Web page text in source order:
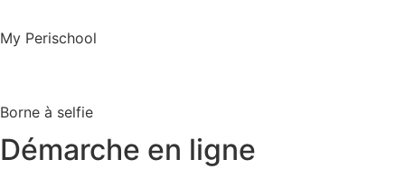
My Perischool
Borne à selfie
Démarche en ligne